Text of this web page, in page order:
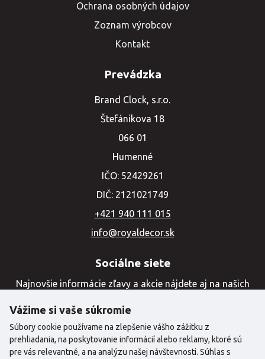
Ochrana osobných údajov
Zoznam výrobcov
Kontakt
Prevádzka
Brand Clock, s.r.o.
Štefánikova 18
066 01
Humenné
IČO: 52429261
DIČ: 2121021749
+421 940 111 015
info@royaldecor.sk
Sociálne siete
Najnovšie informácie zľavy a akcie nájdete aj na našich
Vážime si vaše súkromie
Súbory cookie používame na zlepšenie vášho zážitku z
prehliadania, na poskytovanie informácií alebo reklamy, ktoré sú
pre vás relevantné, a na analýzu našej návštevnosti. Súhlas s